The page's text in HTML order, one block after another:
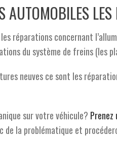
AUTOMOBILES
réparations concernant
du système de freins (les
neuves ce sont les
sur votre véhicule? Prenez
la problématique et